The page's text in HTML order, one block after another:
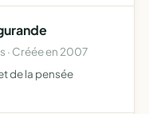
· Créée en 2007
de la pensée